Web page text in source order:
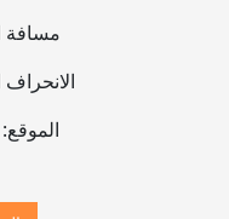
مسافة